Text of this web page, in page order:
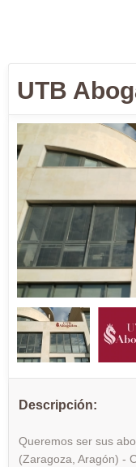
UTB
Descripción:
Queremos ser sus
(Zaragoza, Aragón) -